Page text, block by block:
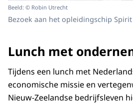
Beeld: © Robin Utrecht
Bezoek aan het opleidingschip
Lunch met
Tijdens een lunch met
economische missie en
Nieuw-Zeelandse bedrijfsleven